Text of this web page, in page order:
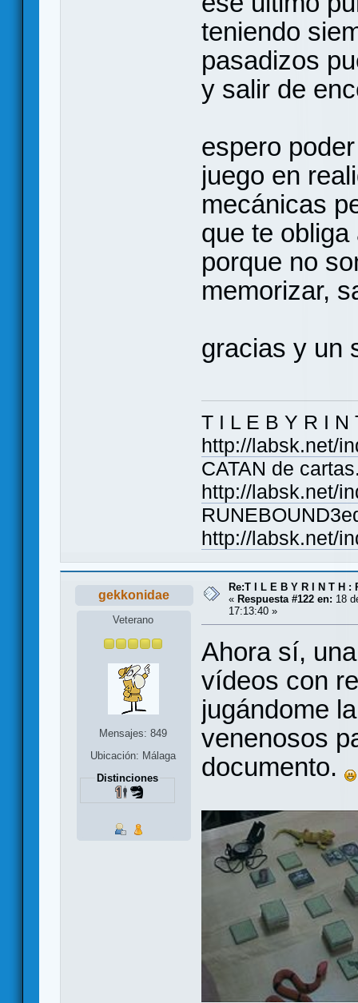
teniendo
pasadizos
y salir de
espero
juego en
mecánicas
que te
porque no
memorizar,
gracias y un
T I L E B Y R I N
http://labsk.net/
CATAN de
http://labsk.net/
http://labsk.net/
gekkonidae
Veterano
Mensajes: 849
Ubicación: Málaga
Distinciones
Re:T I L E B Y R I N T H
« Respuesta #122 en: 18
17:13:40 »
Ahora sí,
vídeos con
jugándome
venenosos
documento.